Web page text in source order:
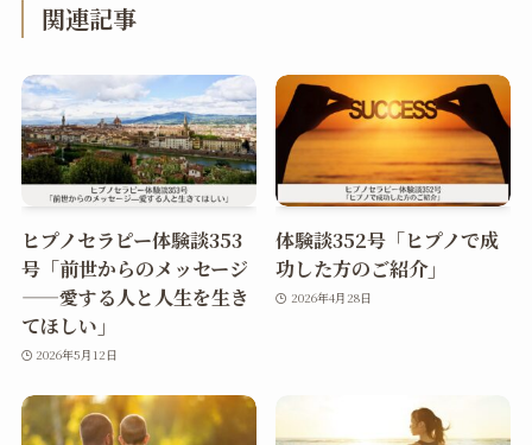
関連記事
ヒプノセラピー体験談353
号「前世からのメッセージ
——愛する人と人生を生き
てほしい」
2026年5月12日
体験談352号「ヒプノで成
功した方のご紹介」
2026年4月28日